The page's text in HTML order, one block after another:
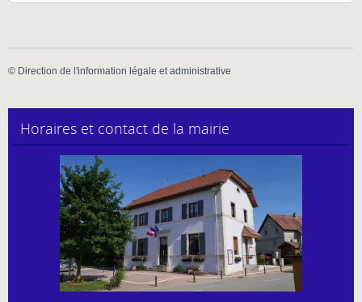
© Direction de l'information légale et administrative
Horaires et contact de la mairie